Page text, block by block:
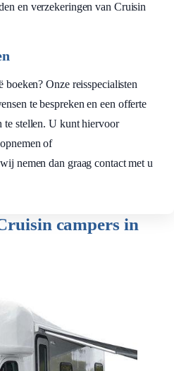
en verzekeringen van Cruisin
Onze reisspecialisten
te bespreken en een offerte
te stellen. U kunt hiervoor
of
nemen dan graag contact met u
campers in